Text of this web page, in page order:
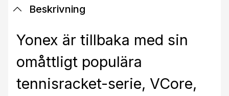
Beskrivning
Yonex är tillbaka med sin
omåttligt populära
tennisracket-serie, VCore,